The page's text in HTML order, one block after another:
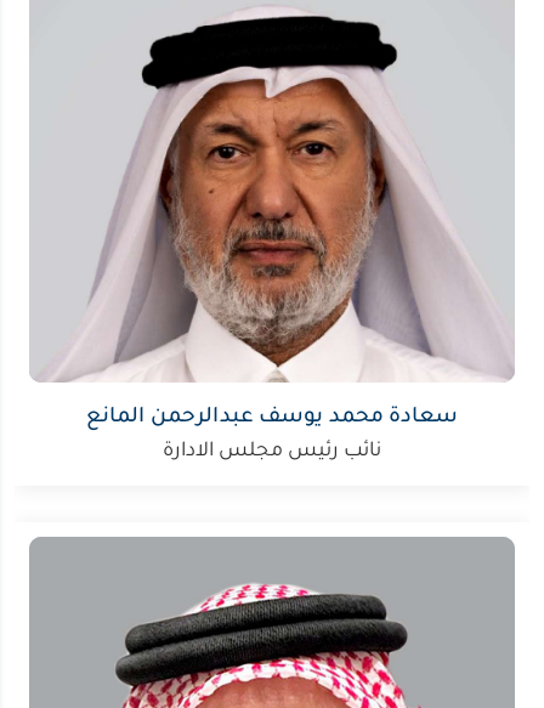
سعادة محمد يوسف عبدالرحمن المانع
نائب رئيس مجلس الادارة